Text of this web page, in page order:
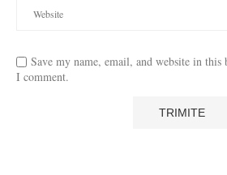
Save my name, email, and website in
I comment.